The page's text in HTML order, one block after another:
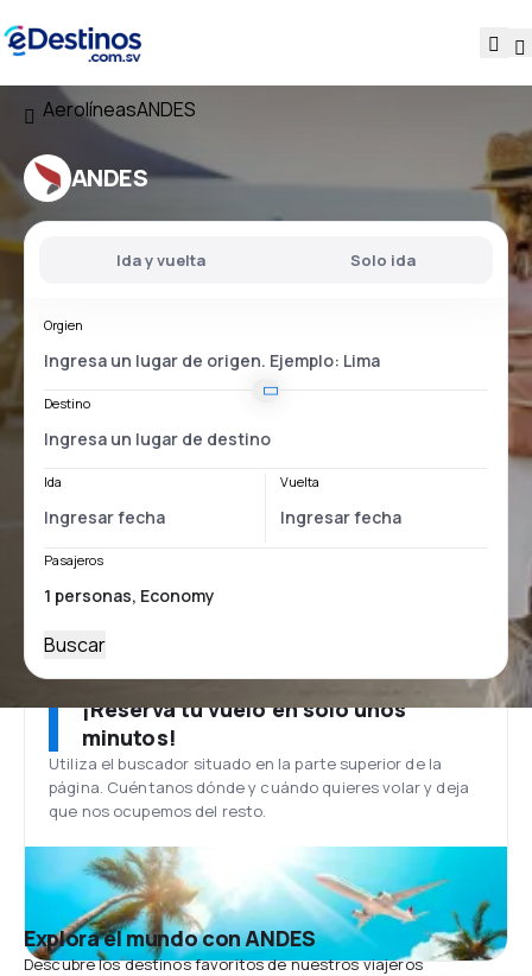
AerolíneasANDES
ANDES
Ida y vuelta Solo ida
Orgien
Destino
Ida Vuelta
Pasajeros
Buscar
¡Reserva tu vuelo en solo unos
minutos!
Utiliza el buscador situado en la parte superior de la
página. Cuéntanos dónde y cuándo quieres volar y deja
que nos ocupemos del resto.
Explora el mundo con ANDES
Descubre los destinos favoritos de nuestros viajeros